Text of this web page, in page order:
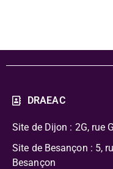
DRAEAC
Site de Dijon : 2G, rue
Site de Besançon : 5,
Besançon